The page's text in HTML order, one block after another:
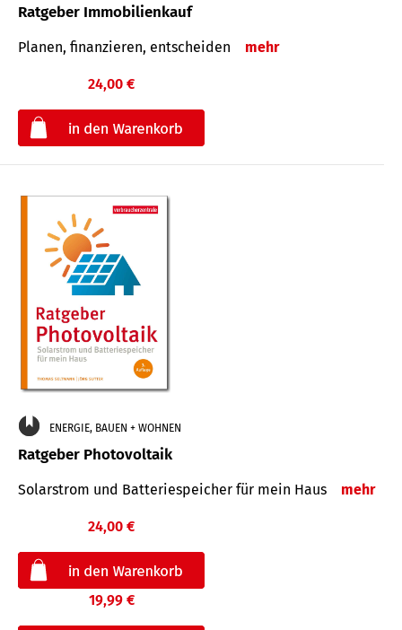
Ratgeber Immobilienkauf
Planen, finanzieren, entscheiden mehr
24,00 €
ENERGIE, BAUEN + WOHNEN
Ratgeber Photovoltaik
Solarstrom und Batteriespeicher für mein Haus mehr
24,00 €
19,99 €